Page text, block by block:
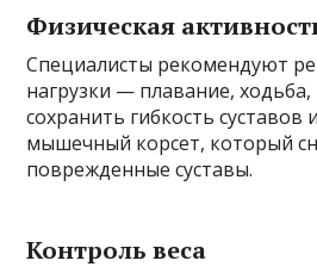
Физическая
Специалисты рекомендуют
нагрузки — плавание,
сохранить гибкость
мышечный корсет, который
поврежденные суставы.
Контроль веса